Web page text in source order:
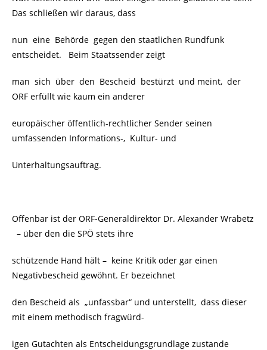
Das schließen wir daraus, dass
nun eine Behörde gegen den staatlichen Rundfunk
entscheidet. Beim Staatssender zeigt
man sich über den Bescheid bestürzt und meint, der
ORF erfüllt wie kaum ein anderer
europäischer öffentlich-rechtlicher Sender seinen
umfassenden Informations-, Kultur- und
Unterhaltungsauftrag.
Offenbar ist der ORF-Generaldirektor Dr. Alexander Wrabetz
– über den die SPÖ stets ihre
schützende Hand hält – keine Kritik oder gar einen
Negativbescheid gewöhnt. Er bezeichnet
den Bescheid als „unfassbar“ und unterstellt, dass dieser
mit einem methodisch fragwürd-
igen Gutachten als Entscheidungsgrundlage zustande